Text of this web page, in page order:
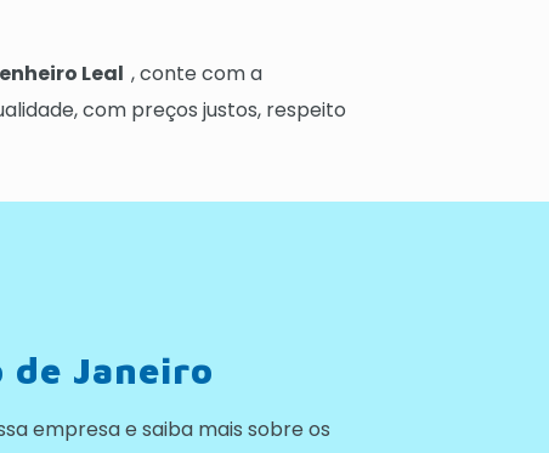
Leal, conte com a
com preços justos, respeito
de Janeiro
empresa e saiba mais sobre os